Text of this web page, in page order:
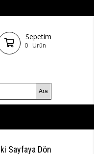
Sepetim
0 Ürün
Sayfaya Dön